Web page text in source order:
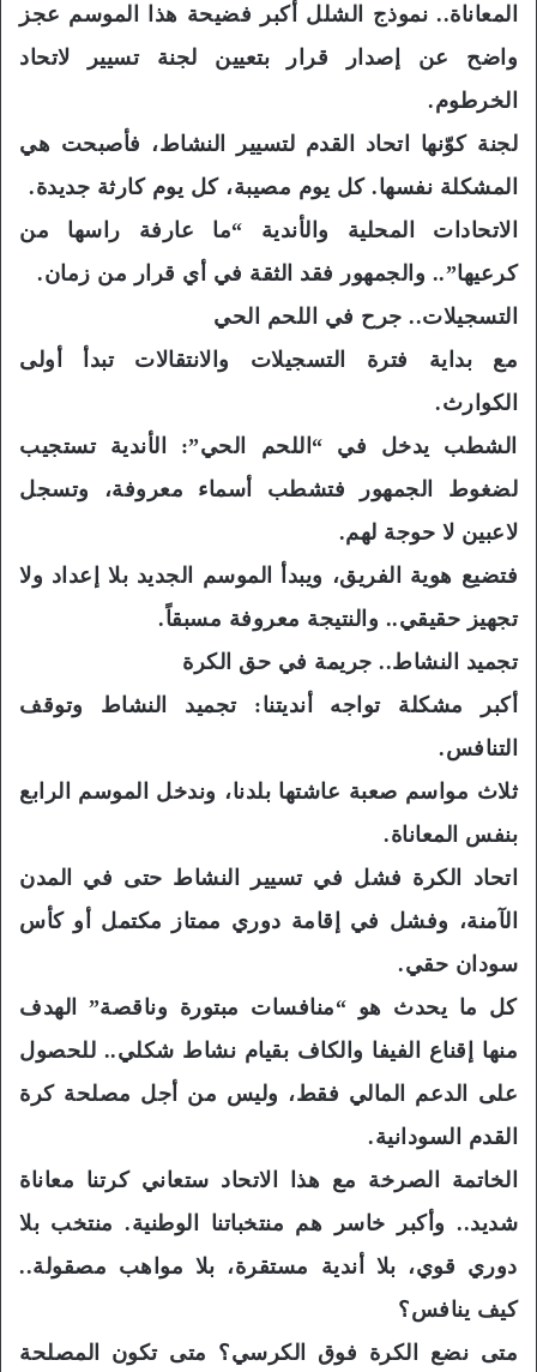
المعاناة.. نموذج الشلل أكبر فضيحة هذا الموسم عجز
واضح عن إصدار قرار بتعيين لجنة تسيير لاتحاد
الخرطوم.
لجنة كوّنها اتحاد القدم لتسيير النشاط، فأصبحت هي
المشكلة نفسها. كل يوم مصيبة، كل يوم كارثة جديدة.
الاتحادات المحلية والأندية “ما عارفة راسها من
كرعيها”.. والجمهور فقد الثقة في أي قرار من زمان.
التسجيلات.. جرح في اللحم الحي
مع بداية فترة التسجيلات والانتقالات تبدأ أولى
الكوارث.
الشطب يدخل في “اللحم الحي”: الأندية تستجيب
لضغوط الجمهور فتشطب أسماء معروفة، وتسجل
لاعبين لا حوجة لهم.
فتضيع هوية الفريق، ويبدأ الموسم الجديد بلا إعداد ولا
تجهيز حقيقي.. والنتيجة معروفة مسبقاً.
تجميد النشاط.. جريمة في حق الكرة
أكبر مشكلة تواجه أنديتنا: تجميد النشاط وتوقف
التنافس.
ثلاث مواسم صعبة عاشتها بلدنا، وندخل الموسم الرابع
بنفس المعاناة.
اتحاد الكرة فشل في تسيير النشاط حتى في المدن
الآمنة، وفشل في إقامة دوري ممتاز مكتمل أو كأس
سودان حقي.
كل ما يحدث هو “منافسات مبتورة وناقصة” الهدف
منها إقناع الفيفا والكاف بقيام نشاط شكلي.. للحصول
على الدعم المالي فقط، وليس من أجل مصلحة كرة
القدم السودانية.
الخاتمة الصرخة مع هذا الاتحاد ستعاني كرتنا معاناة
شديد.. وأكبر خاسر هم منتخباتنا الوطنية. منتخب بلا
دوري قوي، بلا أندية مستقرة، بلا مواهب مصقولة..
كيف ينافس؟
متى نضع الكرة فوق الكرسي؟ متى تكون المصلحة